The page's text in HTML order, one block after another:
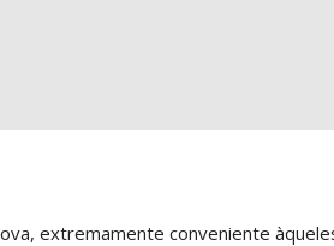
extremamente conveniente